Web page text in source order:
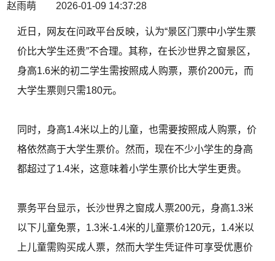
赵雨萌 2026-01-09 14:37:28
近日，网友在问政平台反映，认为“景区门票中小学生票
价比大学生还贵”不合理。其称，在长沙世界之窗景区，
身高1.6米的初二学生需按照成人购票，票价200元，而
大学生票则只需180元。
同时，身高1.4米以上的儿童，也需要按照成人购票，价
格依然高于大学生票价。然而，现在不少小学生的身高
都超过了1.4米，这意味着小学生票价比大学生更贵。
票务平台显示，长沙世界之窗成人票200元，身高1.3米
以下儿童免票，1.3米-1.4米的儿童票价120元，1.4米以
上儿童需购买成人票，然而大学生凭证件可享受优惠价